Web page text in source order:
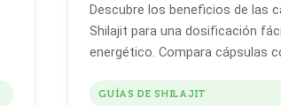
Descubre los beneficios de las
Shilajit para una dosificación
energético. Compara cápsulas
conveniente.
GUÍAS DE SHILAJIT